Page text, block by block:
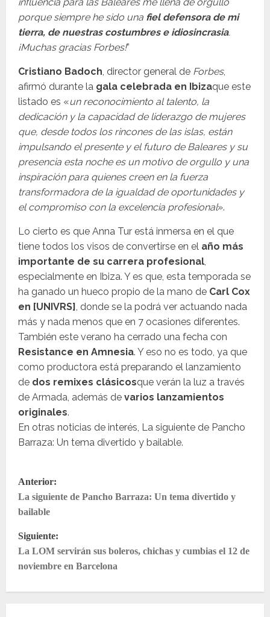
porque siempre he sido una fiel defensora de mi
tierra, de nuestras costumbres e idiosincrasia.
¡Muchas gracias Forbes!”
Cristiano Badoch, director general de Forbes,
afirmó durante la gala celebrada en Ibizaque este
listado es «un reconocimiento al talento, la
dedicación y la capacidad de liderazgo de mujeres
que, desde todos los rincones de las islas, están
impulsando el presente y el futuro de Baleares y su
presencia esta noche es un motivo de orgullo y una
inspiración para quienes creen en la fuerza
transformadora de la igualdad de oportunidades y
el compromiso con la excelencia profesional».
Lo cierto es que Anna Tur está inmersa en el que
tiene todos los visos de convertirse en el año más
importante de su carrera profesional,
especialmente en Ibiza. Y es que, esta temporada se
ha ganado un hueco propio de la mano de Carl Cox
en [UNIVRS], donde se la podrá ver actuando nada
más y nada menos que en 7 ocasiones diferentes.
También este verano ha cerrado una fecha con
Resistance en Amnesia. Y eso no es todo, ya que
como productora está preparando el lanzamiento
de dos remixes clásicosque verán la luz a través
de Armada, además de varios lanzamientos
originales.
En otras noticias de interés, La siguiente de Pancho
Barraza: Un tema divertido y bailable.
N
a
v
e
Anterior:
La siguiente de Pancho Barraza: Un tema divertido y
bailable
Siguiente:
La LOM servirán sus boleros, chichas y cumbias el 12 de
noviembre en Barcelona